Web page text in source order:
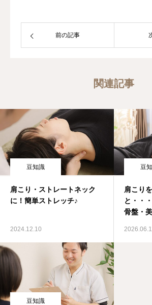
前の記事
関連記事
豆知識
肩こり・ストレートネック
に！簡単ストレッチ♪
2024.12.10
豆
肩こり
と・・
骨盤・
豆知識